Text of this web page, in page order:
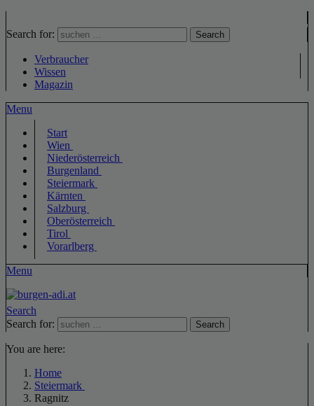
Search for: Search
Verbraucher
Wissen
Magazin
Menu
Start
Wien
Niederösterreich
Burgenland
Steiermark
Kärnten
Salzburg
Oberösterreich
Tirol
Vorarlberg
Menu
Search
Search for:
Search
You are here:
Home
Steiermark
Ragnitz